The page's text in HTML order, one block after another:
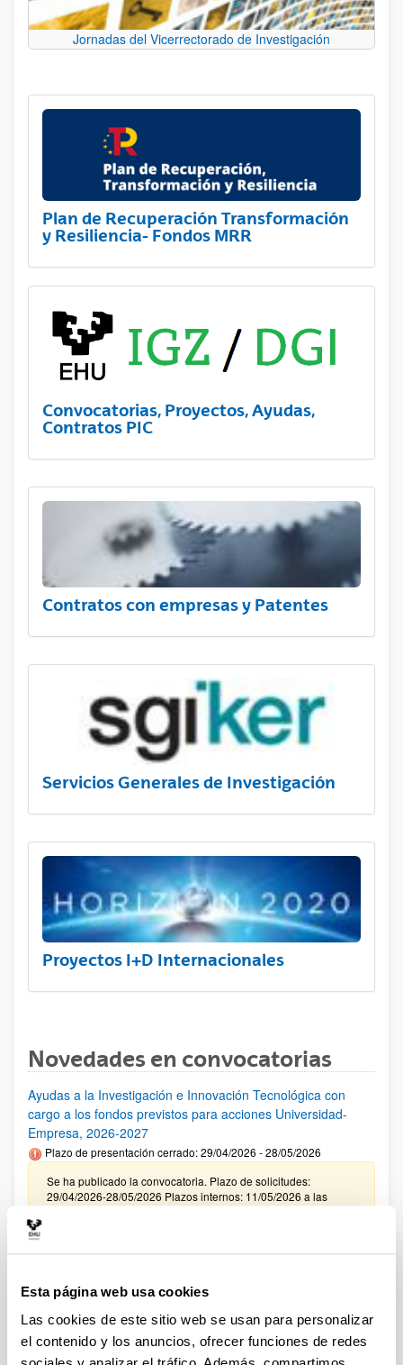
Esta página web usa cookies
Las cookies de este sitio web se usan para personalizar
el contenido y los anuncios, ofrecer funciones de redes
Jornadas del Vicerrectorado de Investigación
Plan de Recuperación Transformación
y Resiliencia- Fondos MRR
Convocatorias, Proyectos, Ayudas,
Contratos PIC
Contratos con empresas y Patentes
Servicios Generales de Investigación
Proyectos I+D Internacionales
Novedades en convocatorias
Ayudas a la Investigación e Innovación Tecnológica con
cargo a los fondos previstos para acciones Universidad-
Empresa, 2026-2027
Plazo de presentación cerrado: 29/04/2026 - 28/05/2026
Se ha publicado la convocatoria. Plazo de solicitudes:
29/04/2026-28/05/2026 Plazos internos: 11/05/2026 a las
CONVOCATORIA INCENTIVACIÓN PARA LA
"PROGRAMA ATRAE 2026"
Plazo de presentación cerrado: 23/04/2026 - 04/06/2026
Envío de la Expresión de Interés. Plazo interno 25 de mayo de
2026. Envío resto de documentación necesaria. Plazo interno